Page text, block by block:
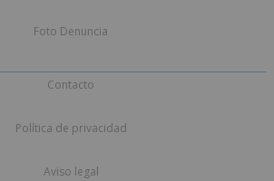
Foto Denuncia
Contacto
Política de privacidad
Aviso legal